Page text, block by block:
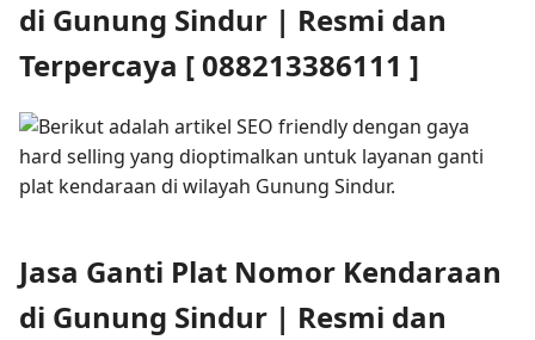
di Gunung Sindur | Resmi dan
Terpercaya [ 088213386111 ]
Jasa Ganti Plat Nomor Kendaraan
di Gunung Sindur | Resmi dan